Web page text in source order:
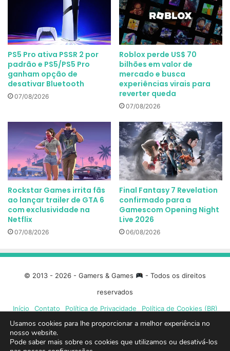
PS5 Pro ativa PSSR 2 por
padrão e PS5/PS5 Pro
ganham opção de
desativar Bluetooth
07/08/2026
Roblox perde US$ 70
bilhões em valor de
mercado e busca
experiências virais para
reverter queda
07/08/2026
Rockstar Games irrita fãs
ao lançar trailer de GTA 6
com exclusividade na
Netflix
07/08/2026
Final Fantasy 7 Revelation
confirmado para a
Gamescom Opening Night
Live 2026
06/08/2026
© 2013 - 2026 - Gamers & Games
- Todos os direitos
reservados
Início
Contato Política de Privacidade Política de Cookies (BR)
Facebook
X
Usamos cookies para lhe proporcionar a melhor experiência no
nosso website.
Pode saber mais sobre os cookies que utilizamos ou desativá-los